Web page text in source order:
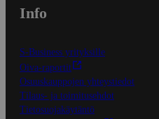
Info
S-Business yrityksille
Oiva-raportit
Osuuskauppojen yhteystiedot
Tilaus- ja toimitusehdot
Tietosuojakäytäntö